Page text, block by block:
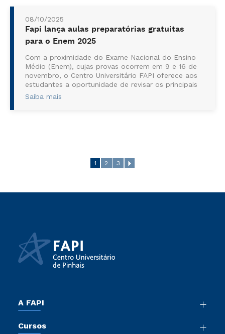
08/10/2025
Fapi lança aulas preparatórias gratuitas
para o Enem 2025
Com a proximidade do Exame Nacional do Ensino
Médio (Enem), cujas provas ocorrem em 9 e 16 de
novembro, o Centro Universitário FAPI oferece aos
estudantes a oportunidade de revisar os principais
assuntos da prova com professores reconhecidos
Saiba mais
1 2 3
A FAPI
Sala de Imprensa
Cursos